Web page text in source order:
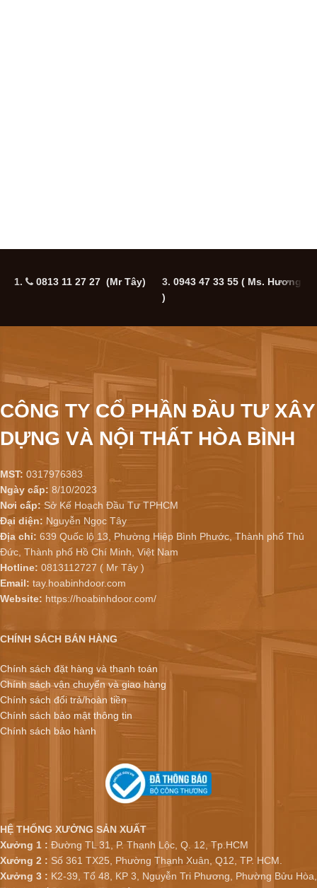
1. 0813 11 27 27 (Mr Tây) 3. 0943 47 33 55 ( Ms. Hương
)
CÔNG TY CỔ PHẦN ĐẦU TƯ XÂY
DỰNG VÀ NỘI THẤT HÒA BÌNH
MST: 0317976383
Ngày cấp: 8/10/2023
Nơi cấp: Sở Kế Hoạch Đầu Tư TPHCM
Đại diện: Nguyễn Ngọc Tây
Địa chỉ: 639 Quốc lộ 13, Phường Hiệp Bình Phước, Thành phố Thủ
Đức, Thành phố Hồ Chí Minh, Việt Nam
Hotline: 0813112727 ( Mr Tây )
Email: tay.hoabinhdoor.com
Website: https://hoabinhdoor.com/
CHÍNH SÁCH BÁN HÀNG
Chính sách đặt hàng và thanh toán
Chính sách vận chuyển và giao hàng
Chính sách đổi trả/hoàn tiền
Chính sách bảo mật thông tin
Chính sách bảo hành
HỆ THỐNG XƯỞNG SẢN XUẤT
Xưởng 1 : Đường TL 31, P. Thạnh Lộc, Q. 12, Tp.HCM
Xưởng 2 : Số 361 TX25, Phường Thạnh Xuân, Q12, TP. HCM.
Xưởng 3 : K2-39, Tổ 48, KP 3, Nguyễn Tri Phương, Phường Bửu Hòa,